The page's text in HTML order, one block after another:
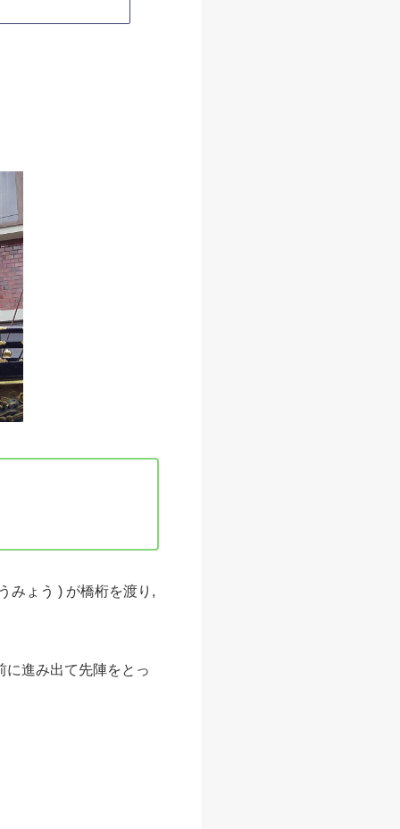
みょう ) が橋桁を渡り,
に進み出て先陣をとっ